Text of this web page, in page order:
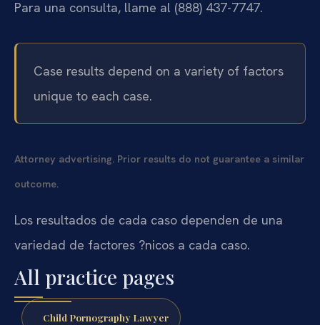
Para una consulta, llame al (888) 437-7747.
Case results depend on a variety of factors
unique to each case.
Attorney advertising. Prior results do not guarantee a similar
outcome.
Los resultados de cada caso dependen de una
variedad de factores ?nicos a cada caso.
All practice pages
Child Pornography Lawyer